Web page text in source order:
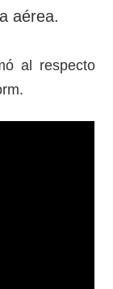
aérea.
al respecto